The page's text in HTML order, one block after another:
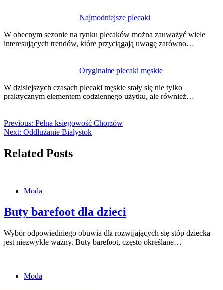
Najmodniejsze plecaki
W obecnym sezonie na rynku plecaków można zauważyć wiele
interesujących trendów, które przyciągają uwagę zarówno…
Oryginalne plecaki męskie
W dzisiejszych czasach plecaki męskie stały się nie tylko
praktycznym elementem codziennego użytku, ale również…
Previous: Pełna księgowość Chorzów
Next: Oddłużanie Białystok
Related Posts
Moda
Buty barefoot dla dzieci
Wybór odpowiedniego obuwia dla rozwijających się stóp dziecka
jest niezwykle ważny. Buty barefoot, często określane…
Moda